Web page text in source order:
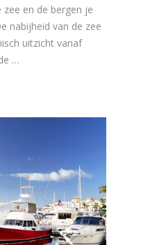
en de bergen je
nabijheid van de zee
uitzicht vanaf
…